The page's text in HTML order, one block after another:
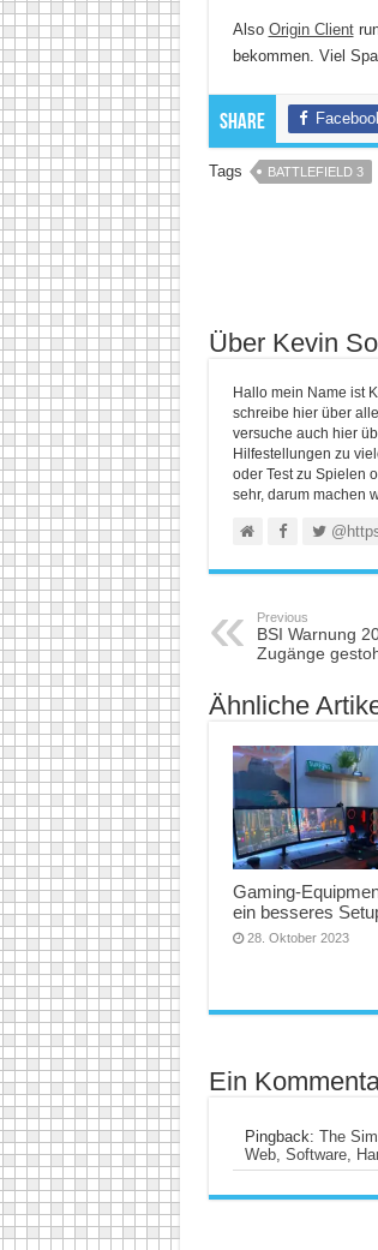
Also Origin Client
bekommen. Viel
Share
Tags BATTLEFIELD 3
Über Kevin
Hallo mein Name ist
schreibe hier über
versuche auch hier
Hilfestellungen zu
oder Test zu Spielen
sehr, darum machen
Previous
BSI Warnung
Zugänge
Ähnliche
Gaming-
ein besseres
28. Oktober 2023
Ein
Pingback: The
Web, Software,